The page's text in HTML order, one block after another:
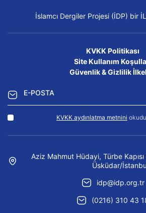
İslamcı Dergiler Projesi (İDP) bir
KVKK Politikası
Site Kullanım
Güvenlik & Gizlilik
KVKK aydınlatma metnini
Aziz Mahmut Hüdayi, Türbe
Üsküdar/
idp@idp.org.tr
(0216) 310 43